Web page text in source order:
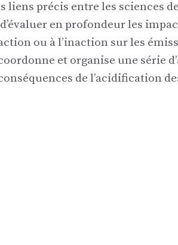
liens précis entre les sciences
en profondeur les
ou à l’inaction sur les
et organise une série
de l’acidification